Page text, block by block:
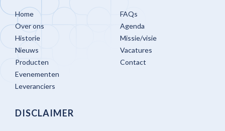
Home
Over ons
Historie
Nieuws
Producten
Evenementen
Leveranciers
FAQs
Agenda
Missie/visie
Vacatures
Contact
DISCLAIMER